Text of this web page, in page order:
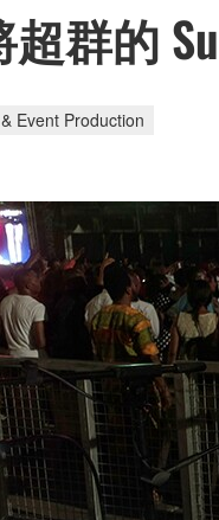
超群的
Event Production